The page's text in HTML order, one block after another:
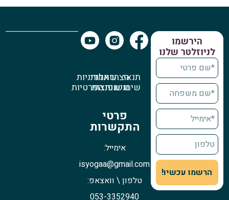
הירשמו
לניוזלטר שלנו
הרשמו עכשיו!
תנאי
שימוש
הצהרת
נגישות
שאלות
נפוצות
מדיניות
הפרטיות
פרטי
התקשרות
אימייל:
isyogaa@gmail.com
טלפון \ וואצאפ:
053-3352940